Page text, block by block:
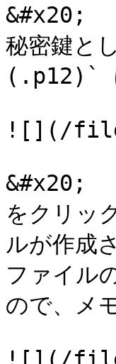
&#x20;
秘密鍵と
(.p12)`
![](/
&#x20;
をクリッ
ルが作成
ファイル
ので、メ